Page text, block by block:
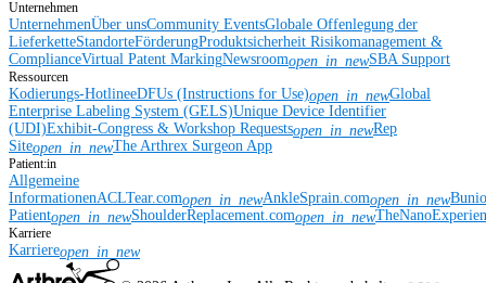
Unternehmen
UnternehmenÜber unsCommunity EventsGlobale Offenlegung der
LieferketteStandorteFörderungProduktsicherheit Risikomanagement &
ComplianceVirtual Patent MarkingNewsroomopen_in_newSBA Support
Ressourcen
Kodierungs-HotlineeDFUs (Instructions for Use)open_in_newGlobal
Enterprise Labeling System (GELS)Unique Device Identifier
(UDI)Exhibit-Congress & Workshop Requestsopen_in_newRep
Siteopen_in_newThe Arthrex Surgeon App
Patient:in
Allgemeine
InformationenACLTear.comopen_in_newAnkleSprain.comopen_in_new
Patientopen_in_newShoulderReplacement.comopen_in_new
Karriere
Karriereopen_in_new